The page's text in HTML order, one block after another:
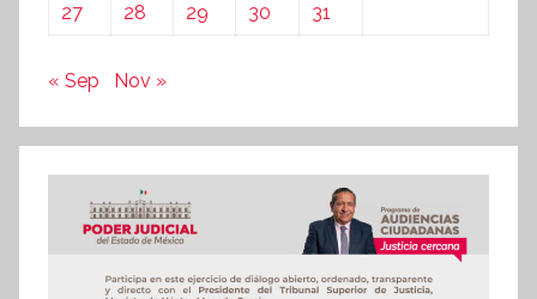
27
28 29 30 31
« Sep Nov »